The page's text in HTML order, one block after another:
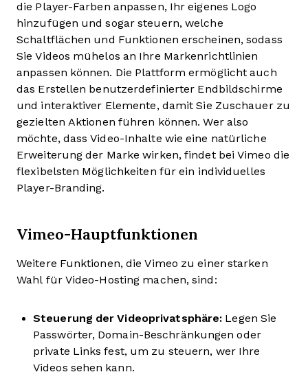
die Player-Farben anpassen, Ihr eigenes Logo
hinzufügen und sogar steuern, welche
Schaltflächen und Funktionen erscheinen, sodass
Sie Videos mühelos an Ihre Markenrichtlinien
anpassen können. Die Plattform ermöglicht auch
das Erstellen benutzerdefinierter Endbildschirme
und interaktiver Elemente, damit Sie Zuschauer zu
gezielten Aktionen führen können. Wer also
möchte, dass Video-Inhalte wie eine natürliche
Erweiterung der Marke wirken, findet bei Vimeo die
flexibelsten Möglichkeiten für ein individuelles
Player-Branding.
Vimeo-Hauptfunktionen
Weitere Funktionen, die Vimeo zu einer starken
Wahl für Video-Hosting machen, sind:
Steuerung der Videoprivatsphäre: Legen Sie
Passwörter, Domain-Beschränkungen oder
private Links fest, um zu steuern, wer Ihre
Videos sehen kann.